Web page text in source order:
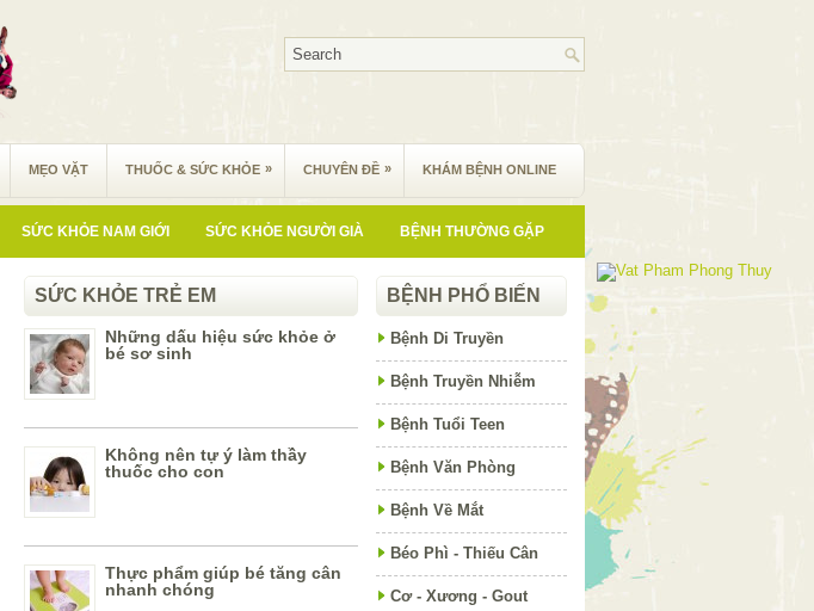
MẸO VẶT THUỐC & SỨC KHỎE » CHUYÊN ĐỀ » KHÁM BỆNH ONLINE
SỨC KHỎE NAM GIỚI SỨC KHỎE NGƯỜI GIÀ BỆNH THƯỜNG GẶP
SỨC KHỎE TRẺ EM
Những dấu hiệu sức khỏe ở
bé sơ sinh
Không nên tự ý làm thầy
thuốc cho con
Thực phẩm giúp bé tăng cân
nhanh chóng
BỆNH PHỔ BIẾN
Bệnh Di Truyền
Bệnh Truyền Nhiễm
Bệnh Tuổi Teen
Bệnh Văn Phòng
Bệnh Về Mắt
Béo Phì - Thiếu Cân
Cơ - Xương - Gout